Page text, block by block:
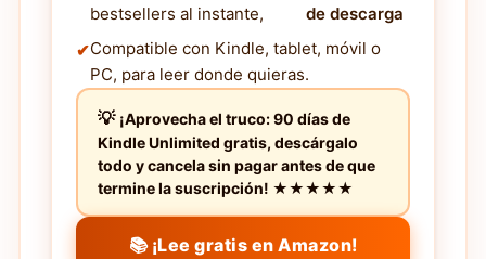
bestsellers al instante,
de descarga
Compatible con Kindle, tablet, móvil o
PC, para leer donde quieras.
¡Aprovecha el truco: 90 días de
Kindle Unlimited gratis, descárgalo
todo y cancela sin pagar antes de que
termine la suscripción! ★★★★★
📚 ¡Lee gratis en Amazon!